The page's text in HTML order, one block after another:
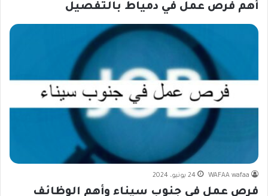
أهم فرص عمل في دمياط بالتفصيل
WAFAA wafaa 24 يونيو، 2024
فرص عمل في جنوب سيناء وأهم الوظائف